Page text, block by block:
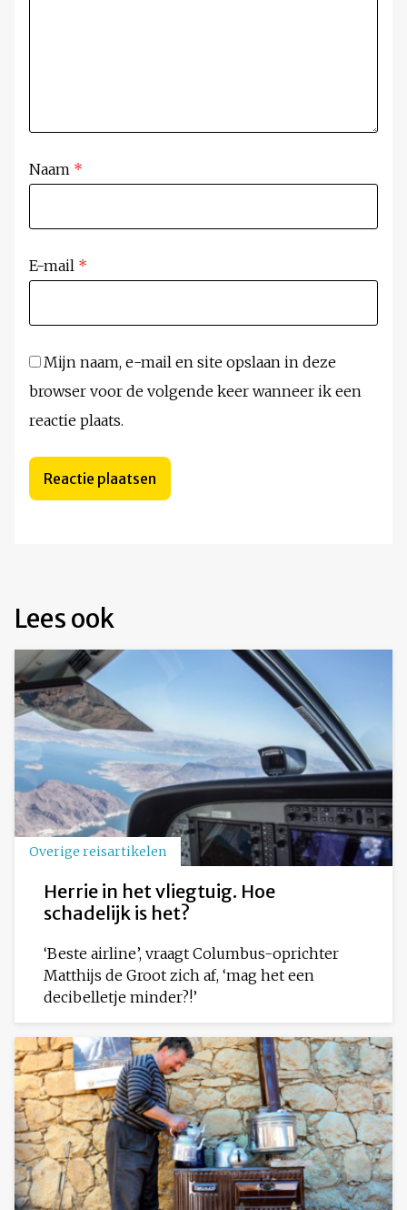
Naam *
E-mail *
Mijn naam, e-mail en site opslaan in deze
browser voor de volgende keer wanneer ik een
reactie plaats.
Lees ook
Overige reisartikelen
Herrie in het vliegtuig. Hoe
schadelijk is het?
‘Beste airline’, vraagt Columbus-oprichter
Matthijs de Groot zich af, ‘mag het een
decibelletje minder?!’